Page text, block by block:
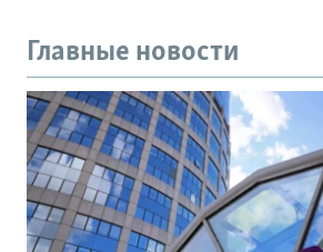
Главные новости